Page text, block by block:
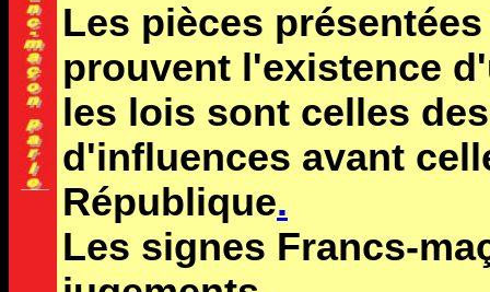
Les pièces
prouvent l'existence
les lois sont celles
d'influences avant
République.
Les signes Francs-